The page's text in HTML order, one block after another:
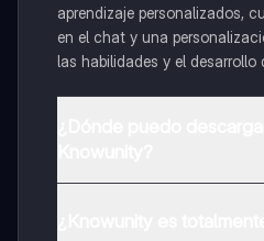
aprendizaje personalizados,
en el chat y una
las habilidades y el desarrollo